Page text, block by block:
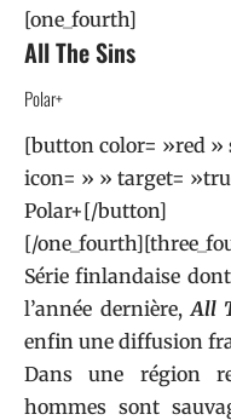
[one_fourth]
All The Sins
Polar+
[button color= »red
icon= » » target=
Polar+[/button]
[/
Série finlandaise
l’année dernière, All
enfin une diffusion
Dans une région
hommes sont